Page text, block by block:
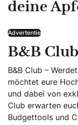
deine
Advertentie
B&B Club
B&B Club –
möchtet eure
und dabei von
Club erwarten
Budgettools und